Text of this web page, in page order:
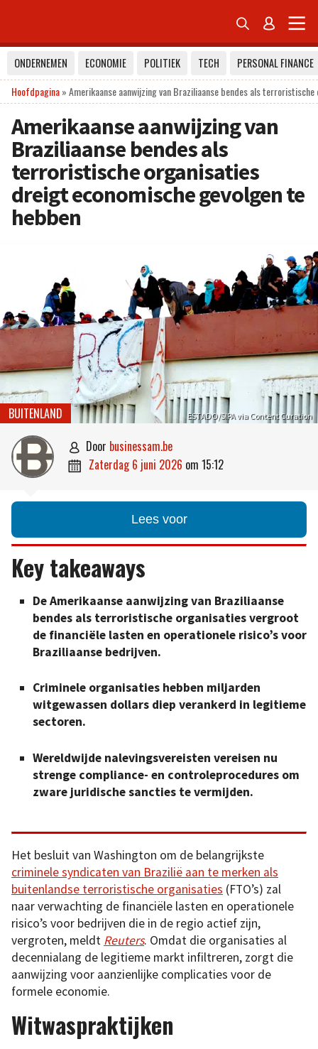
 
ONDERNEMEN ECONOMIE POLITIEK TECH
PERSONAL FINANCE
Hoofdpagina»Amerikaanse aanwijzing van Braziliaanse bendes als
Amerikaanse aanwijzing van
Braziliaanse bendes als
terroristische organisaties
dreigt economische gevolgen te
hebben
ESTADO/SIPA via Content Curation
BUITENLAND
 door businessam.be
 zaterdag 6 juni 2026 om 15:12
Lees voor
Key takeaways
De Amerikaanse aanwijzing van Braziliaanse
bendes als terroristische organisaties vergroot
de financiële lasten en operationele risico’s voor
Braziliaanse bedrijven.
Criminele organisaties hebben miljarden
witgewassen dollars diep verankerd in legitieme
sectoren.
Wereldwijde nalevingsvereisten vereisen nu
strenge compliance- en controleprocedures om
zware juridische sancties te vermijden.
Het besluit van Washington om de belangrijkste
criminele syndicaten van Brazilië aan te merken als
buitenlandse terroristische organisaties (FTO’s) zal
naar verwachting de financiële lasten en operationele
risico’s voor bedrijven die in de regio actief zijn,
vergroten, meldt Reuters. Omdat die organisaties al
decennialang de legitieme markt infiltreren, zorgt die
aanwijzing voor aanzienlijke complicaties voor de
formele economie.
Witwaspraktijken